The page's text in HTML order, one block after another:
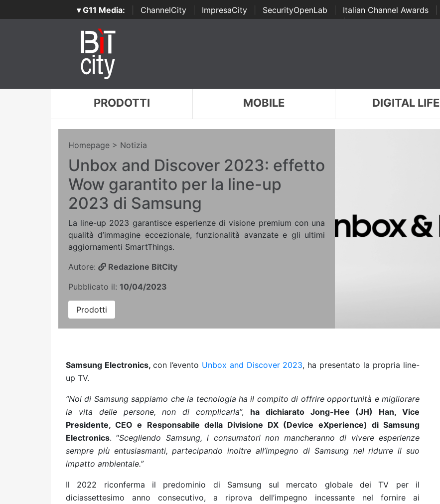
▾ G11 Media: ChannelCity ImpresaCity SecurityOpenLab Italian Channel Awards
Awards | ...
PRODOTTI MOBILE DIGITAL LIFE
Homepage > Notizia
Unbox and Discover 2023: effetto
Wow garantito per la line-up
2023 di Samsung
La line-up 2023 garantisce esperienze di visione premium con una
qualità d’immagine eccezionale, funzionalità avanzate e gli ultimi
aggiornamenti SmartThings.
Autore:
Redazione BitCity
Pubblicato il: 10/04/2023
Prodotti
Samsung Electronics, con l’evento Unbox and Discover 2023, ha presentato la propria line-
up TV.
“Noi di Samsung sappiamo che la tecnologia ha il compito di offrire opportunità e migliorare
la vita delle persone, non di complicarla”, ha dichiarato Jong-Hee (JH) Han, Vice
Presidente, CEO e Responsabile della Divisione DX (Device eXperience) di Samsung
Electronics. “Scegliendo Samsung, i consumatori non mancheranno di vivere esperienze
sempre più entusiasmanti, partecipando inoltre all’impegno di Samsung nel ridurre il suo
impatto ambientale.”
Il 2022 riconferma il predominio di Samsung sul mercato globale dei TV
per il
diciassettesimo anno consecutivo, a riprova dell’impegno incessante nel fornire ai